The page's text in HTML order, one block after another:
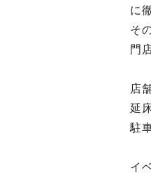
に
そ
門
店
延
駐
イ